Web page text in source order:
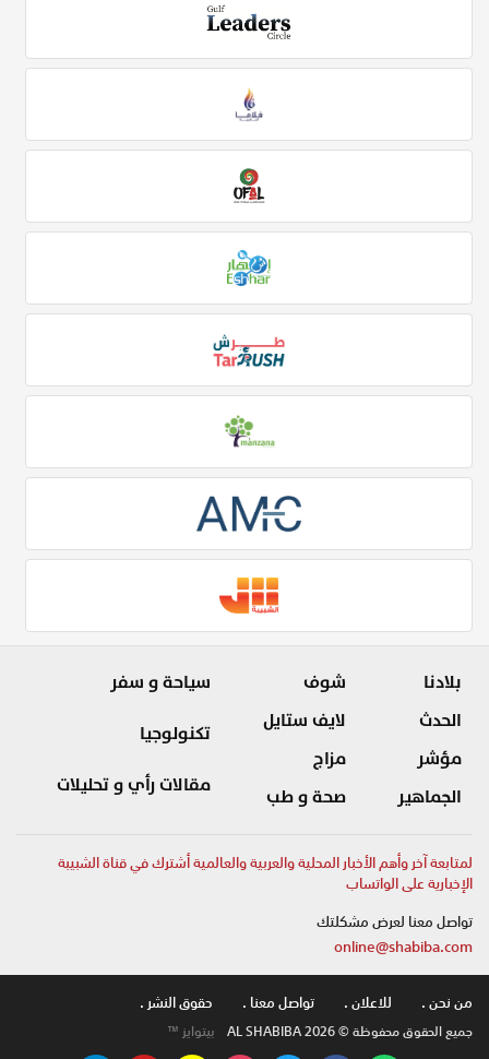
بلادنا
الحدث
مؤشر
الجماهير
شوف
لايف ستايل
مزاج
صحة و طب
سياحة و سفر
تكنولوجيا
مقالات رأي و تحليلات
لمتابعة آخر وأهم الأخبار المحلية والعربية والعالمية أشترك في قناة الشبيبة
الإخبارية على الواتساب
تواصل معنا لعرض مشكلتك
online@shabiba.com
من نحن .
للاعلان . تواصل معنا . حقوق النشر .
جميع الحقوق محفوظة © AL SHABIBA 2026 بيتوايز ™